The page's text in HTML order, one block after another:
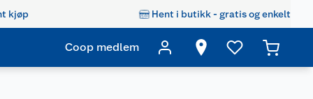
kjøp Hent i butikk - gratis og enkelt
Coop medlem